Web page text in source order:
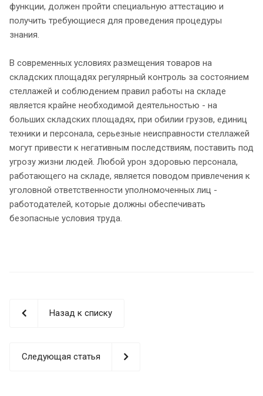
функции, должен пройти специальную аттестацию и
получить требующиеся для проведения процедуры
знания.
В современных условиях размещения товаров на
складских площадях регулярный контроль за состоянием
стеллажей и соблюдением правил работы на складе
является крайне необходимой деятельностью - на
больших складских площадях, при обилии грузов, единиц
техники и персонала, серьезные неисправности стеллажей
могут привести к негативным последствиям, поставить под
угрозу жизни людей. Любой урон здоровью персонала,
работающего на складе, является поводом привлечения к
уголовной ответственности уполномоченных лиц -
работодателей, которые должны обеспечивать
безопасные условия труда.
Назад к списку
Следующая статья